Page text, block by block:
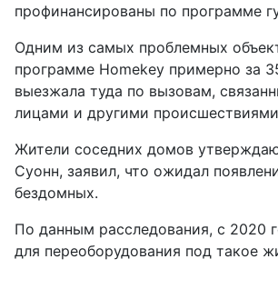
профинансированы по программе
Одним из самых проблемных
программе Homekey примерно за
выезжала туда по вызовам,
лицами и другими
Жители соседних домов
Суонн, заявил, что ожидал
бездомных.
По данным расследования, с 2020
для переоборудования под такое